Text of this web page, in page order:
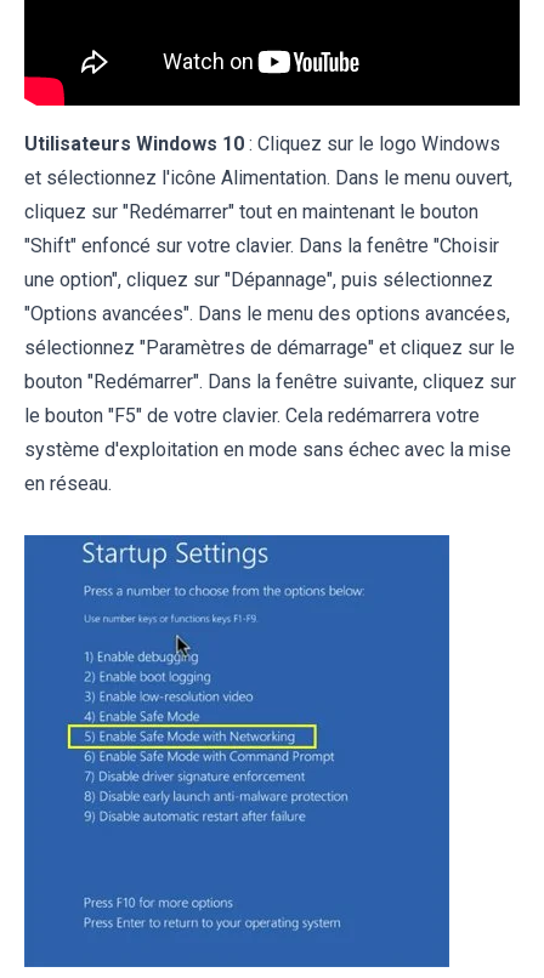
Utilisateurs Windows 10 : Cliquez sur le logo Windows
et sélectionnez l'icône Alimentation. Dans le menu ouvert,
cliquez sur "Redémarrer" tout en maintenant le bouton
"Shift" enfoncé sur votre clavier. Dans la fenêtre "Choisir
une option", cliquez sur "Dépannage", puis sélectionnez
"Options avancées". Dans le menu des options avancées,
sélectionnez "Paramètres de démarrage" et cliquez sur le
bouton "Redémarrer". Dans la fenêtre suivante, cliquez sur
le bouton "F5" de votre clavier. Cela redémarrera votre
système d'exploitation en mode sans échec avec la mise
en réseau.